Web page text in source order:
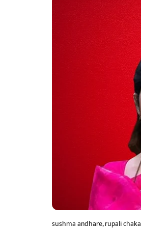
sushma andhare, rupali